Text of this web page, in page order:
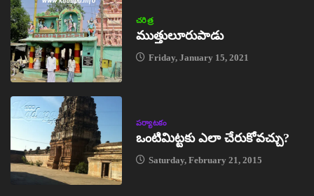
చరిత్ర
ముత్తులూరుపాడు
Friday, January 15, 2021
పర్యాటకం
ఒంటిమిట్టకు ఎలా చేరుకోవచ్చు?
Saturday, February 21, 2015